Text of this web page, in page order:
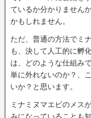
ているか分かりません
かもしれません。
ただ、普通の方法でミ
も、決して人工的に孵
は、どのような仕組み
単に外れないのか？、
いか？と思います。
ミナミヌマエビのメス
みになっていることも